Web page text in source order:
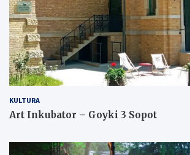
KULTURA
Art Inkubator – Goyki 3 Sopot